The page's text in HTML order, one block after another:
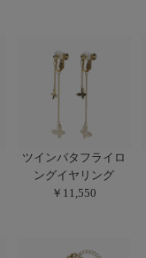
ツインバタフライロ
ングイヤリング
￥11,550